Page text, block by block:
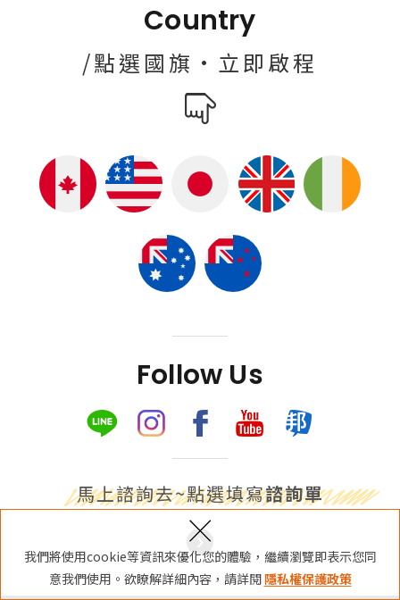
我們將使用cookie等資訊來優化您的體驗，繼續瀏覽即表示您同
意我們使用。欲瞭解詳細內容，請詳閱 隱私權保護政策
×
立即諮詢
About Us 關於我們
Testimonial 學生推薦
免責聲明 隱私權保護政策
Country
/點選國旗·立即啟程
Follow Us
馬上諮詢去~點選填寫諮詢單